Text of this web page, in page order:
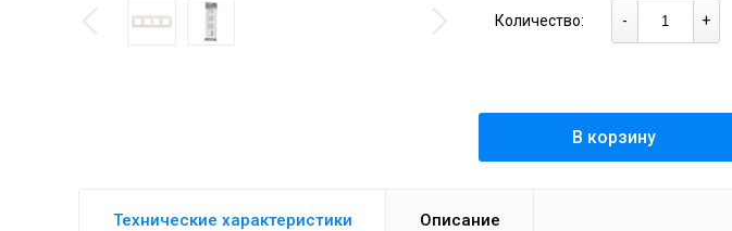
Количество: - +
В корзину
Технические характеристики Описание